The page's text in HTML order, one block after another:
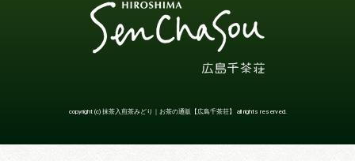
copyright (c) 抹茶入煎茶みどり｜お茶の通販【広島千茶荘】 all rights reserved.